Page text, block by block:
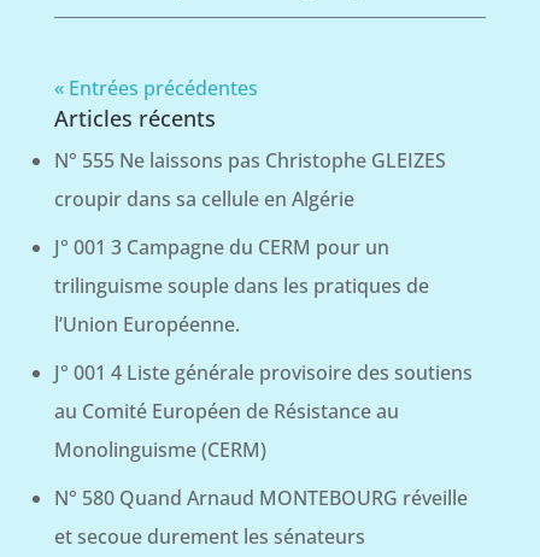
« Entrées précédentes
Articles récents
N° 555 Ne laissons pas Christophe GLEIZES
croupir dans sa cellule en Algérie
J° 001 3 Campagne du CERM pour un
trilinguisme souple dans les pratiques de
l’Union Européenne.
J° 001 4 Liste générale provisoire des soutiens
au Comité Européen de Résistance au
Monolinguisme (CERM)
N° 580 Quand Arnaud MONTEBOURG réveille
et secoue durement les sénateurs